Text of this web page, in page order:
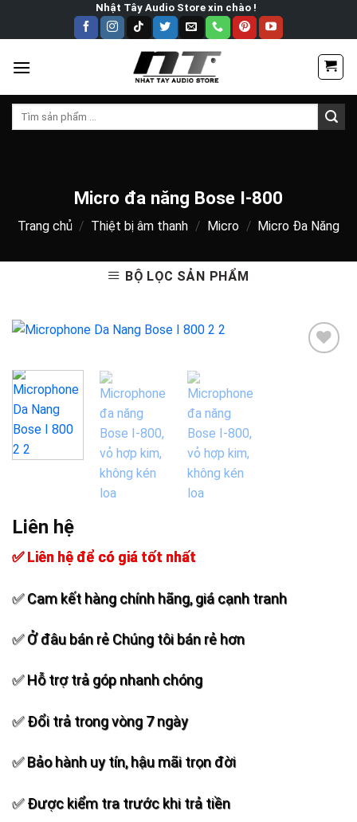
Nhật Tây Audio Store xin chào !
Tìm
Micro đa năng Bose I-800
Trang chủ / Thiệt bị âm thanh / Micro / Micro Đa Năng
BỘ LỌC SẢN PHẨM
Liên hệ
✅ Liên hệ để có giá tốt nhất
✅ Cam kết hàng chính hãng, giá cạnh tranh
✅ Ở đâu bán rẻ Chúng tôi bán rẻ hơn
✅ Hỗ trợ trả góp nhanh chóng
✅ Đổi trả trong vòng 7 ngày
✅ Bảo hành uy tín, hậu mãi trọn đời
✅ Được kiểm tra trước khi trả tiền